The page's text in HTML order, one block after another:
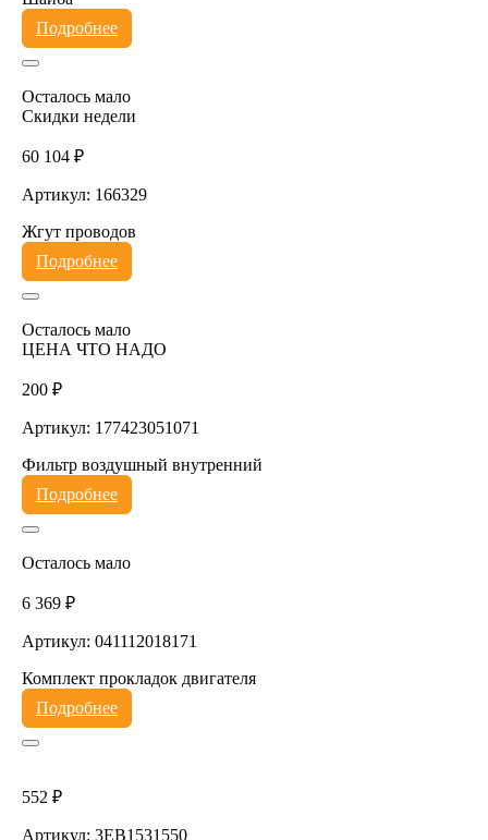
Подробнее
Осталось мало
Скидки недели
60 104 ₽
Артикул: 166329
Жгут проводов
Подробнее
Осталось мало
ЦЕНА ЧТО НАДО
200 ₽
Артикул: 177423051071
Фильтр воздушный внутренний
Подробнее
Осталось мало
6 369 ₽
Артикул: 041112018171
Комплект прокладок двигателя
Подробнее
552 ₽
Артикул: 3EB1531550